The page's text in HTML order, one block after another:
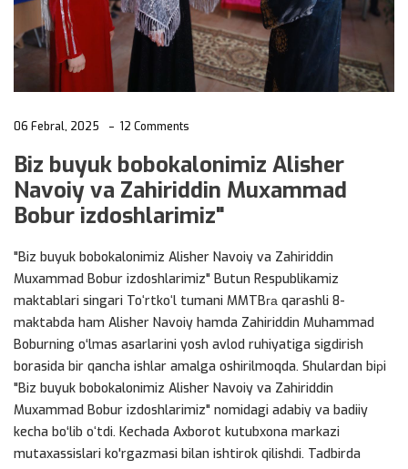
06 Febral, 2025 12 Comments
Biz buyuk bobokalonimiz Alisher
Navoiy va Zahiriddin Muxammad
Bobur izdoshlarimiz"
"Biz buyuk bobokalonimiz Alisher Navoiy va Zahiriddin
Muxammad Bobur izdoshlarimiz" Butun Respublikamiz
maktablari singari Toʻrtkoʻl tumani MMTBга qarashli 8-
maktabda ham Alisher Navoiy hamda Zahiriddin Muhammad
Boburning o‘lmas asarlarini yosh avlod ruhiyatiga sigdirish
borasida bir qancha ishlar amalga oshirilmoqda. Shulardan biрi
"Biz buyuk bobokalonimiz Alisher Navoiy va Zahiriddin
Muxammad Bobur izdoshlarimiz" nomidagi adabiy va badiiy
kecha bo‘lib oʻtdi. Kechada Axborot kutubxona markazi
mutaxassislari ko'rgazmasi bilan ishtirok qilishdi. Tadbirda